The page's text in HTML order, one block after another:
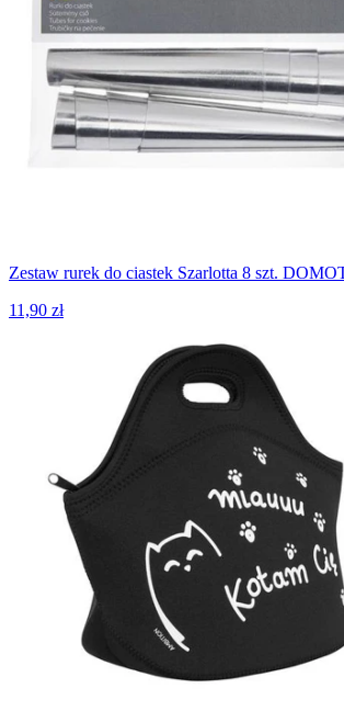
Zestaw rurek do ciastek Szarlotta 8 szt.
11,90 zł